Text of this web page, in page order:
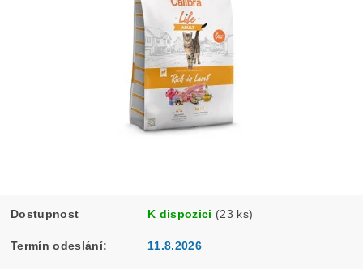
Dostupnost K dispozici (23 ks)
Termín odeslání: 11.8.2026